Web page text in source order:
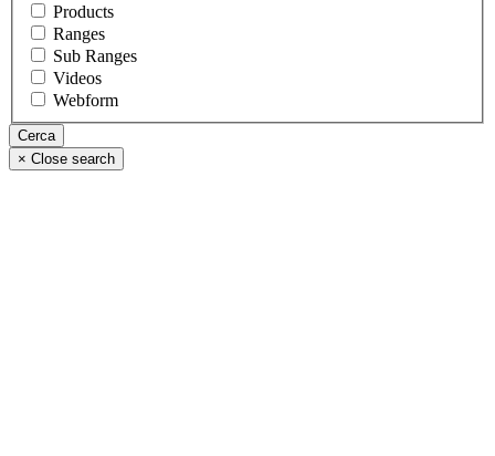
Products
Ranges
Sub Ranges
Videos
Webform
× Close search